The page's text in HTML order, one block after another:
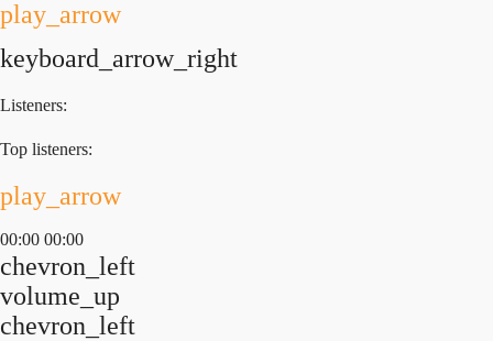
play_arrow
keyboard_arrow_right
Listeners:
Top listeners:
play_arrow
00:00 00:00
chevron_left
volume_up
chevron_left